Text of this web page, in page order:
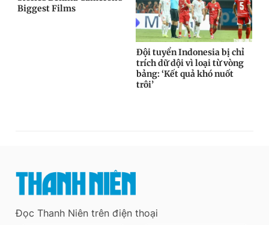
Đọc Thanh Niên trên điện thoại